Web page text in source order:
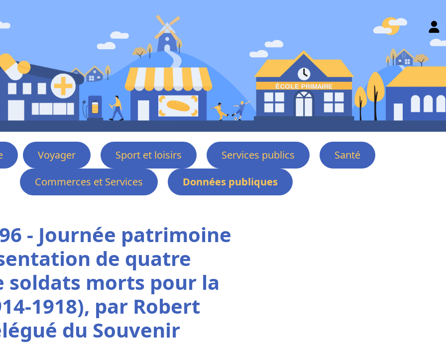
Voyager Sport et loisirs Services publics
Santé
Commerces et Services
Données publiques
- Journée patrimoine
de quatre
soldats morts pour la
1918), par Robert
du Souvenir